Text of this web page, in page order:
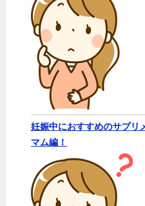
妊娠中におすすめのサプリ
マム編！